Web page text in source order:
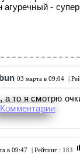
агуречный -
03 марта в 09:04 |
а то я смотрю
в 09:47 | Рейтинг : 183